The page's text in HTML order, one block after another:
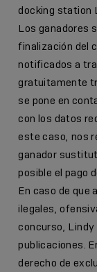
docking station
Los ganadores
finalización del
notificados a
gratuitamente
se pone en
con los datos
este caso, nos
ganador
posible el pago
En caso de que
ilegales,
concurso, Lindy
publicaciones.
derecho de